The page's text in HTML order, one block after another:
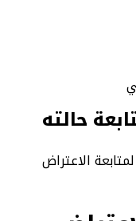
حالته
الاعتراض